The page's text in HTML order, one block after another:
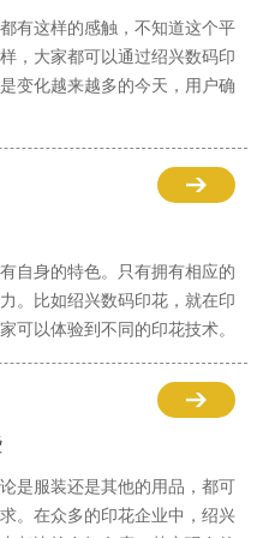
有这样的感触，不知道这个平
，大家都可以通过绍兴数码印
变化越来越多的今天，用户确
自身的特色。只有拥有相应的
。比如绍兴数码印花，就在印
可以体验到不同的印花技术。
是服装还是其他的用品，都可
。在众多的印花企业中，绍兴